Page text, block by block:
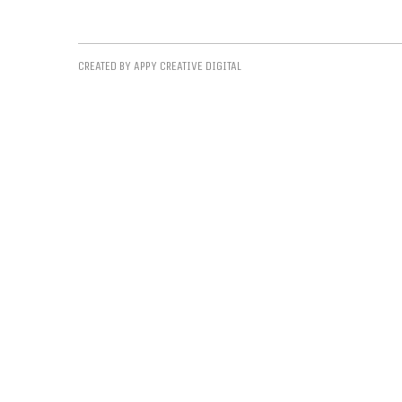
CREATED BY APPY CREATIVE DIGITAL